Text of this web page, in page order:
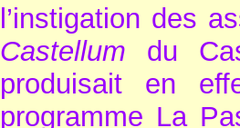
l’instigation des
Castellum
du
produisait en
programme La